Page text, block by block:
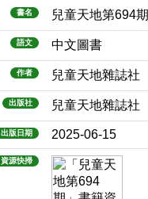
書名 兒童天地第694期
語文 中文圖書
作者 兒童天地雜誌社
出版社 兒童天地雜誌社
出版日期 2025-06-15
資源快掃